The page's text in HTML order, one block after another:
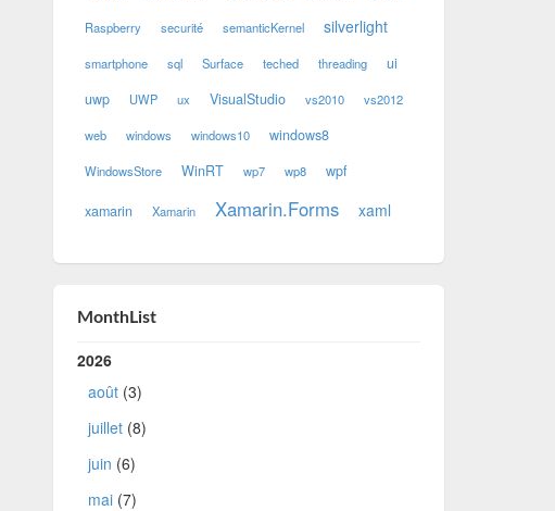
Raspberry securité semanticKernel silverlight
smartphone sql Surface teched threading
ui
uwp
UWP ux VisualStudio vs2010 vs2012
web windows windows10 windows8
WindowsStore WinRT wp7 wp8 wpf
xamarin Xamarin Xamarin.Forms xaml
MonthList
2026
août(3)
juillet(8)
juin (6)
mai(7)